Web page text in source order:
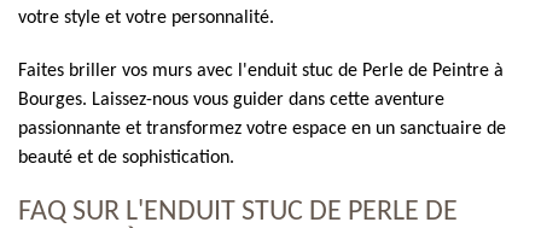
votre style et votre personnalité.
Faites briller vos murs avec l'enduit stuc de Perle de Peintre à
Bourges. Laissez-nous vous guider dans cette aventure
passionnante et transformez votre espace en un sanctuaire de
beauté et de sophistication.
FAQ SUR L'ENDUIT STUC DE PERLE DE